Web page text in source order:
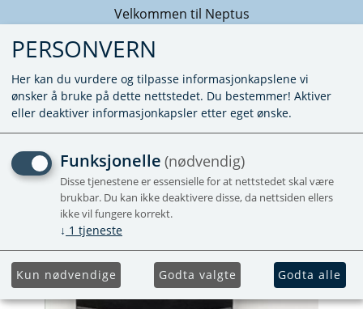
Velkommen til Neptus
LÅS KJØLESKAPSDØR N3170
PERSONVERN
Her kan du vurdere og tilpasse informasjonkapslene vi
ønsker å bruke på dette nettstedet. Du bestemmer! Aktiver
eller deaktiver informasjonkapsler etter eget ønske.
Funksjonelle (nødvendig)
Disse tjenestene er essensielle for at nettstedet skal være
brukbar. Du kan ikke deaktivere disse, da nettsiden ellers
ikke vil fungere korrekt.
↓ 1 tjeneste
Kun nødvendige Godta valgte Godta alle